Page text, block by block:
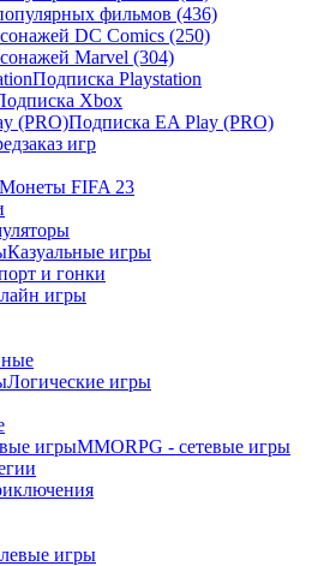
фильмов (436)
DC Comics (250)
Marvel (304)
Подписка Playstation
Xbox
Подписка EA Play (PRO)
игр
Монеты FIFA 23
Казуальные игры
и гонки
игры
Логические игры
MMORPG - сетевые игры
игры